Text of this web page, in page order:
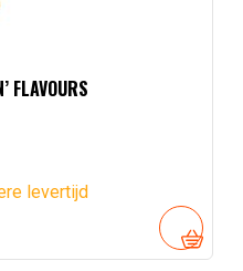
FLAVOURS
levertijd